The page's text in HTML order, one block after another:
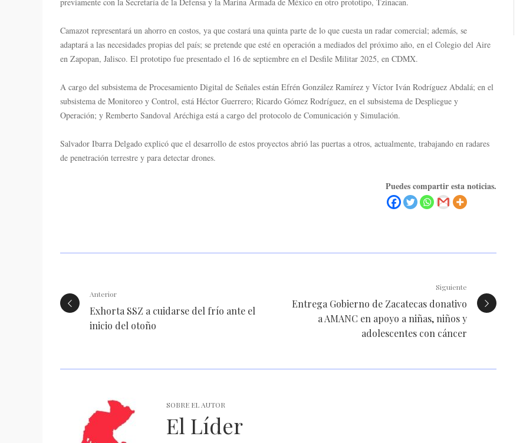
Camazot representará un ahorro en costos, ya que costará una quinta parte de lo que cuesta un radar comercial; además, se
adaptará a las necesidades propias del país; se pretende que esté en operación a mediados del próximo año, en el Colegio del Aire
en Zapopan, Jalisco. El prototipo fue presentado el 16 de septiembre en el Desfile Militar 2025, en CDMX.
A cargo del subsistema de Procesamiento Digital de Señales están Efrén González Ramírez y Víctor Iván Rodríguez Abdalá; en el
subsistema de Monitoreo y Control, está Héctor Guerrero; Ricardo Gómez Rodríguez, en el subsistema de Despliegue y
Operación; y Remberto Sandoval Aréchiga está a cargo del protocolo de Comunicación y Simulación.
Salvador Ibarra Delgado explicó que el desarrollo de estos proyectos abrió las puertas a otros, actualmente, trabajando en radares
de penetración terrestre y para detectar drones.
Puedes compartir esta noticias.
Anterior
Exhorta SSZ a cuidarse del frío ante el
inicio del otoño
Siguiente
Entrega Gobierno de Zacatecas donativo
a AMANC en apoyo a niñas, niños y
adolescentes con cáncer
SOBRE EL AUTOR
El Líder